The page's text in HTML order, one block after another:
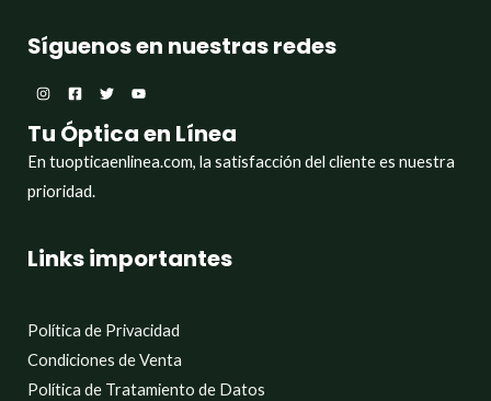
Síguenos en nuestras redes
Tu Óptica en Línea
En tuopticaenlinea.com, la satisfacción del cliente es nuestra
prioridad.
Links importantes
Política de Privacidad
Condiciones de Venta
Política de Tratamiento de Datos